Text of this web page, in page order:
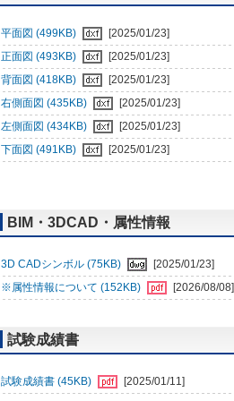
平面図 (499KB)
[2025/01/23]
正面図 (493KB)
[2025/01/23]
背面図 (418KB)
[2025/01/23]
右側面図 (435KB)
[2025/01/23]
左側面図 (434KB)
[2025/01/23]
下面図 (491KB)
[2025/01/23]
BIM・3DCAD・属性情報
3D CADシンボル (75KB)
[2025/01/23]
※属性情報について (152KB)
[2026/08/08]
試験成績書
試験成績書 (45KB) [2025/01/11]